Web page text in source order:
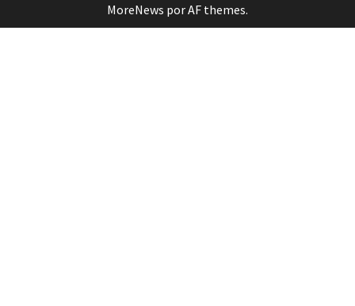
MoreNews por AF themes.